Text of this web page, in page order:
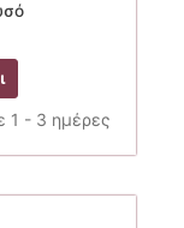
1 - 3 ημέρες